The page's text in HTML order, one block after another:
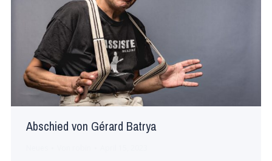
Abschied von Gérard Batrya